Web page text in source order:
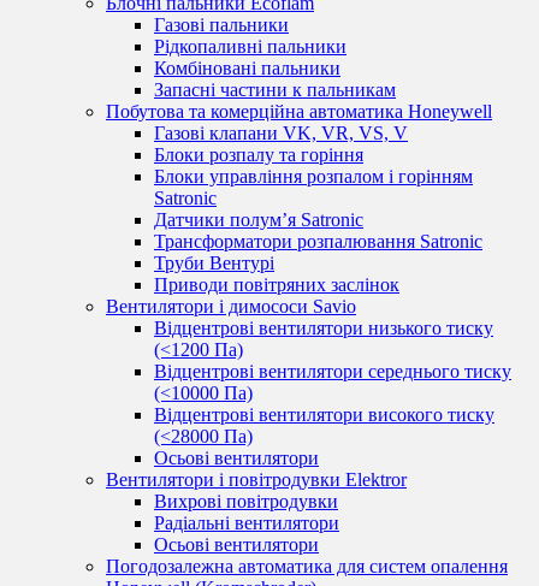
Газові пальники
Рідкопаливні пальники
Комбіновані пальники
Запасні частини к пальникам
Побутова та комерційна автоматика Honeywell
Газові клапани VK, VR, VS, V
Блоки розпалу та горіння
Блоки управління розпалом і горінням
Satronic
Датчики полум’я Satronic
Трансформатори розпалювання Satronic
Труби Вентурі
Приводи повітряних заслінок
Вентилятори і димососи Savio
Відцентрові вентилятори низького тиску
(<1200 Па)
Відцентрові вентилятори середнього тиску
(<10000 Па)
Відцентрові вентилятори високого тиску
(<28000 Па)
Осьові вентилятори
Вентилятори і повітродувки Elektror
Вихрові повітродувки
Радіальні вентилятори
Осьові вентилятори
Погодозалежна автоматика для систем опалення